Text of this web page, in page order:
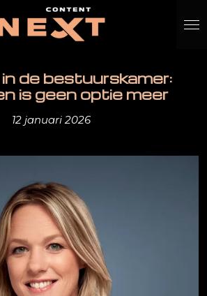
de bestuurskamer:
is geen optie meer
12 januari 2026